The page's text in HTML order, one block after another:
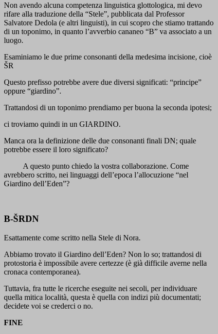
Non avendo alcuna competenza linguistica glottologica, mi devo
rifare alla traduzione della “Stele”, pubblicata dal Professor
Salvatore Dedola (e altri linguisti), in cui scopro che stiamo trattando
di un toponimo, in quanto l’avverbio cananeo “B” va associato a un
luogo.
Esaminiamo le due prime consonanti della medesima incisione, cioè
ŠR
Questo prefisso potrebbe avere due diversi significati: “principe”
oppure “giardino”.
Trattandosi di un toponimo prendiamo per buona la seconda ipotesi;
ci troviamo quindi in un GIARDINO.
Manca ora la definizione delle due consonanti finali DN; quale
potrebbe essere il loro significato?
A questo punto chiedo la vostra collaborazione. Come
avrebbero scritto, nei linguaggi dell’epoca l’allocuzione “nel
Giardino dell’Eden”?
B-ŠRDN
Esattamente come scritto nella Stele di Nora.
Abbiamo trovato il Giardino dell’Eden? Non lo so; trattandosi di
protostoria è impossibile avere certezze (è già difficile averne nella
cronaca contemporanea).
Tuttavia, fra tutte le ricerche eseguite nei secoli, per individuare
quella mitica località, questa è quella con indizi più documentati;
decidete voi se crederci o no.
FINE